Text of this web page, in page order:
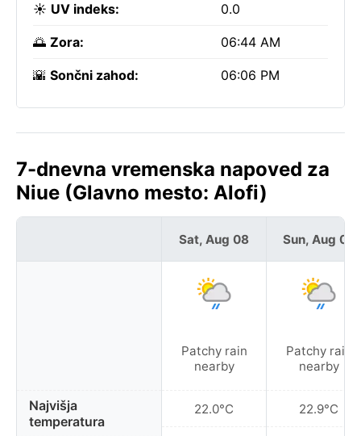
☀️ UV indeks: 0.0
🌅 Zora: 06:44 AM
🌇 Sončni zahod: 06:06 PM
7-dnevna vremenska napoved za
Niue (Glavno mesto: Alofi)
Najvišja
temperatura
Sat, Aug 08
Patchy rain
nearby
22.0°C
Sun, Aug 09
Patchy rain
nearby
22.9°C